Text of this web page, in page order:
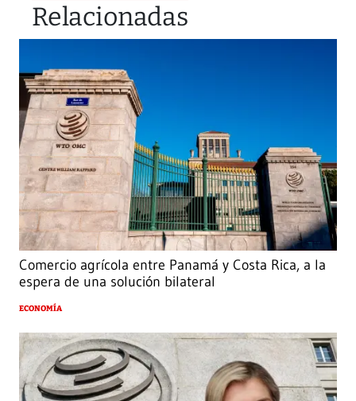
Relacionadas
Comercio agrícola entre Panamá y Costa Rica, a la
espera de una solución bilateral
ECONOMÍA